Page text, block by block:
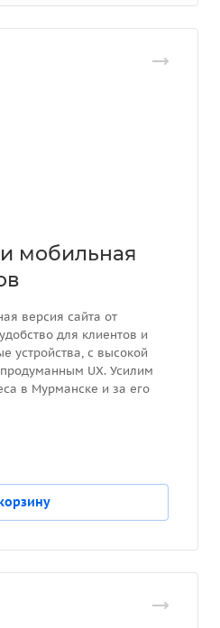
мобильная
версия сайта от
для клиентов и
устройства, с высокой
UX. Усилим
в Мурманске и за его